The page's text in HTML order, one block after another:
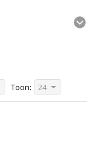
Toon: 24